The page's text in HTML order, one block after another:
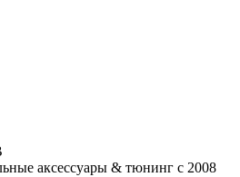
аксессуары & тюнинг с 2008